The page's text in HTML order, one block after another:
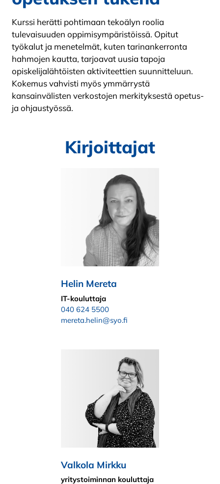
Kurssi herätti pohtimaan tekoälyn roolia
tulevaisuuden oppimisympäristöissä. Opitut
työkalut ja menetelmät, kuten tarinankerronta
hahmojen kautta, tarjoavat uusia tapoja
opiskelijalähtöisten aktiviteettien suunnitteluun.
Kokemus vahvisti myös ymmärrystä
kansainvälisten verkostojen merkityksestä opetus-
ja ohjaustyössä.
Kirjoittajat
Helin Mereta
IT-kouluttaja
040 624 5500
mereta.helin@syo.fi
Valkola Mirkku
yritystoiminnan kouluttaja